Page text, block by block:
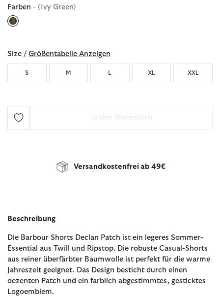
Farben - (Ivy Green)
Size / Größentabelle Anzeigen
S M L XL XXL
Versandkostenfrei ab 49€
Beschreibung
Die Barbour Shorts Declan Patch ist ein legeres Sommer-
Essential aus Twill und Ripstop. Die robuste Casual-Shorts
aus reiner überfärbter Baumwolle ist perfekt für die warme
Jahreszeit geeignet. Das Design besticht durch einen
dezenten Patch und ein farblich abgestimmtes, gesticktes
Logoemblem.